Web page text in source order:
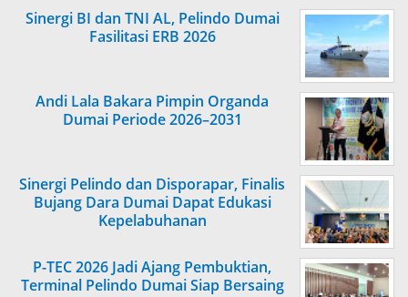
Sinergi BI dan TNI AL, Pelindo Dumai
Fasilitasi ERB 2026
Andi Lala Bakara Pimpin Organda
Dumai Periode 2026–2031
Sinergi Pelindo dan Disporapar, Finalis
Bujang Dara Dumai Dapat Edukasi
Kepelabuhanan
P-TEC 2026 Jadi Ajang Pembuktian,
Terminal Pelindo Dumai Siap Bersaing